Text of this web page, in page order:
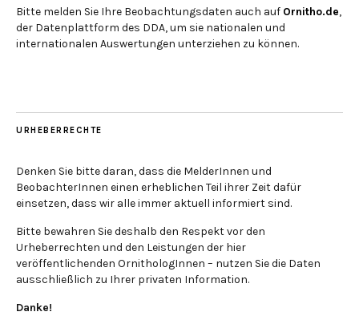
Bitte melden Sie Ihre Beobachtungsdaten auch auf Ornitho.de,
der Datenplattform des DDA, um sie nationalen und
internationalen Auswertungen unterziehen zu können.
URHEBERRECHTE
Denken Sie bitte daran, dass die MelderInnen und
BeobachterInnen einen erheblichen Teil ihrer Zeit dafür
einsetzen, dass wir alle immer aktuell informiert sind.
Bitte bewahren Sie deshalb den Respekt vor den
Urheberrechten und den Leistungen der hier
veröffentlichenden OrnithologInnen – nutzen Sie die Daten
ausschließlich zu Ihrer privaten Information.
Danke!